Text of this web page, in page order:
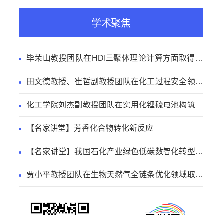
学术聚焦
毕荣山教授团队在HDI三聚体理论计算方面取得新
田文德教授、崔哲副教授团队在化工过程安全领域
化工学院刘杰副教授团队在实用化锂硫电池构筑方
【名家讲堂】芳香化合物转化新反应
【名家讲堂】我国石化产业绿色低碳数智化转型路
贾小平教授团队在生物天然气全链条优化领域取得